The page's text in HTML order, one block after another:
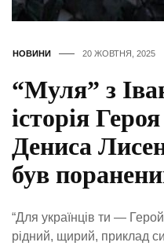
НОВИНИ 20 ЖОВТНЯ, 2025
“Муля” з
історія
Дениса
був
“Для українців ти —
рідний, щирий, приклад